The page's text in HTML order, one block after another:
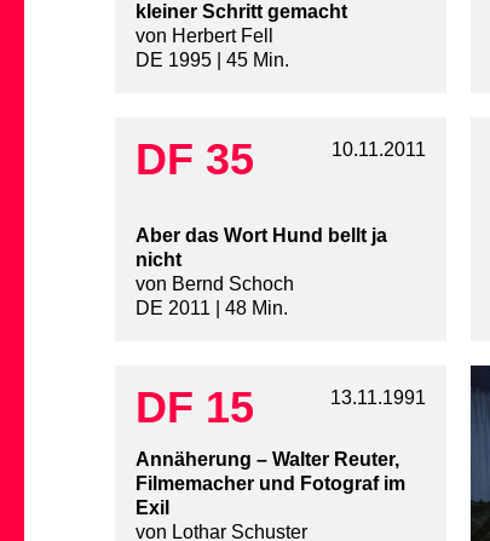
kleiner Schritt gemacht
von Herbert Fell
DE 1995 | 45 Min.
DF 35 10.11.2011
Aber das Wort Hund bellt ja
nicht
von Bernd Schoch
DE 2011 | 48 Min.
DF 15 13.11.1991
Annäherung – Walter Reuter,
Filmemacher und Fotograf im
Exil
von Lothar Schuster